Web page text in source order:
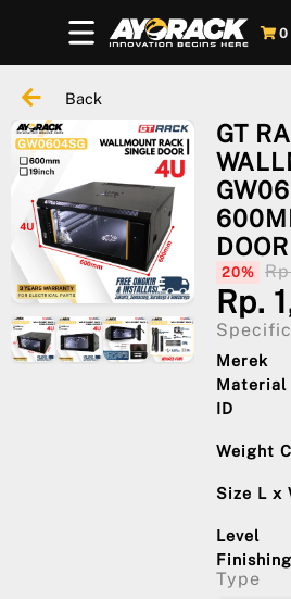
0
Back
GT
DOOR
20%
Rp.
Merek
Material
ID
Weight
Size L x
Level
Finishing
Type